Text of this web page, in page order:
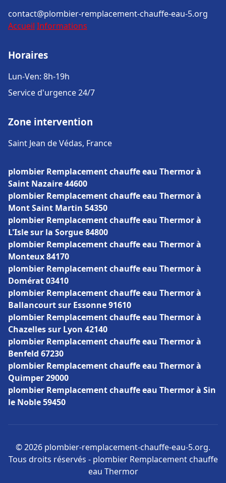
contact@plombier-remplacement-chauffe-eau-5.org
Accueil Informations
Horaires
Lun-Ven: 8h-19h
Service d'urgence 24/7
Zone intervention
Saint Jean de Védas, France
plombier Remplacement chauffe eau Thermor à
Saint Nazaire 44600
plombier Remplacement chauffe eau Thermor à
Mont Saint Martin 54350
plombier Remplacement chauffe eau Thermor à
L'Isle sur la Sorgue 84800
plombier Remplacement chauffe eau Thermor à
Monteux 84170
plombier Remplacement chauffe eau Thermor à
Domérat 03410
plombier Remplacement chauffe eau Thermor à
Ballancourt sur Essonne 91610
plombier Remplacement chauffe eau Thermor à
Chazelles sur Lyon 42140
plombier Remplacement chauffe eau Thermor à
Benfeld 67230
plombier Remplacement chauffe eau Thermor à
Quimper 29000
plombier Remplacement chauffe eau Thermor à Sin
le Noble 59450
© 2026 plombier-remplacement-chauffe-eau-5.org.
Tous droits réservés - plombier Remplacement chauffe
eau Thermor